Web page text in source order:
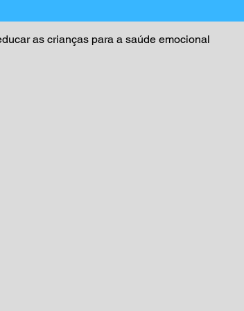
Visualização rápida
as crianças para a saúde emocional